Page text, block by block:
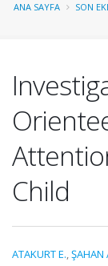
ANA SAYFA SON
Child
ATAKURT E.,ŞAHAN